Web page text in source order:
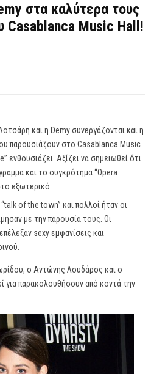
στα καλύτερα τους
Casablanca Music Hall!
και η Demy συνεργάζονται και η
παρουσιάζουν στο Casablanca Music
ενθουσιάζει. Αξίζει να σημειωθεί ότι
και το συγκρότημα “Opera
εξωτερικό.
of the town” και πολλοί ήταν οι
με την παρουσία τους. Οι
sexy εμφανίσεις και
ο Αντώνης Λουδάρος και ο
για παρακολουθήσουν από κοντά την